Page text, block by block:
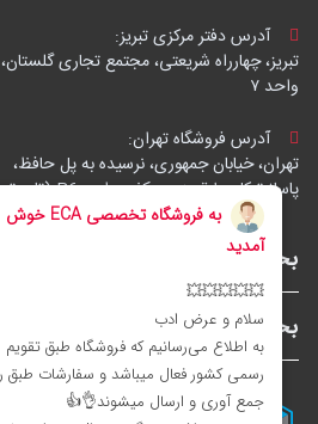
آدرس دفتر مرکزی تبریز:
تبریز، چهارراه شریعتی، مجتمع تجاری گلستان،
واحد ۷
آدرس فروشگاه تهران:
تهران، خیابان جمهوری، نرسیده به پل حافظ،
پاساژ توکل، طبقه زیرهمکف، واحد B6 (تاپ ترونیک)
بخش‌های فروشگاه
بخش‌های سایت